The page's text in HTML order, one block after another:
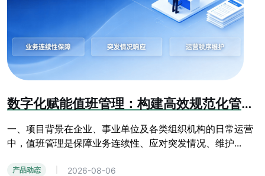
数字化赋能值班管理：构建高效规范化管控体系
一、项目背景在企业、事业单位及各类组织机构的日常运营
中，值班管理是保障业务连续性、应对突发情况、维护...
产品动态 2026-08-06